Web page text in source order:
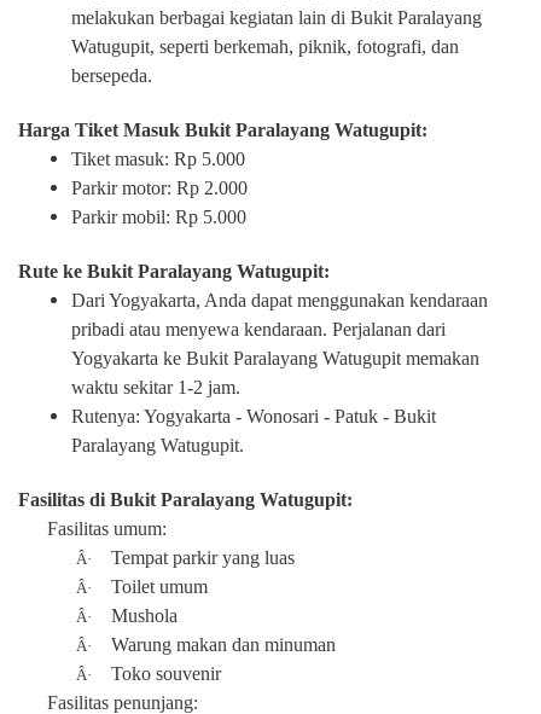
melakukan berbagai kegiatan lain di Bukit Paralayang
Watugupit, seperti berkemah, piknik, fotografi, dan
bersepeda.
Harga Tiket Masuk Bukit Paralayang Watugupit:
Tiket masuk: Rp 5.000
Parkir motor: Rp 2.000
Parkir mobil: Rp 5.000
Rute ke Bukit Paralayang Watugupit:
Dari Yogyakarta, Anda dapat menggunakan kendaraan
pribadi atau menyewa kendaraan. Perjalanan dari
Yogyakarta ke Bukit Paralayang Watugupit memakan
waktu sekitar 1-2 jam.
Rutenya: Yogyakarta - Wonosari - Patuk - Bukit
Paralayang Watugupit.
Fasilitas di Bukit Paralayang Watugupit:
Fasilitas umum:
Â· Tempat parkir yang luas
Â· Toilet umum
Â· Mushola
Â· Warung makan dan minuman
Â·
Toko souvenir
Fasilitas penunjang: